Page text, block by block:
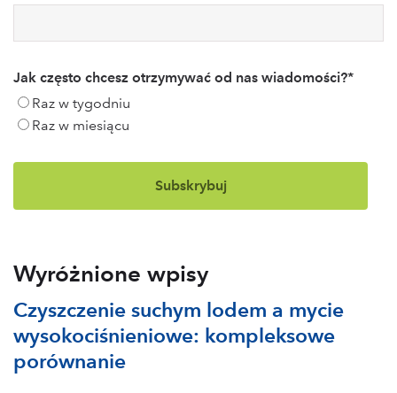
Jak często chcesz otrzymywać od nas wiadomości?*
Raz w tygodniu
Raz w miesiącu
Wyróżnione wpisy
Czyszczenie suchym lodem a mycie
wysokociśnieniowe: kompleksowe
porównanie